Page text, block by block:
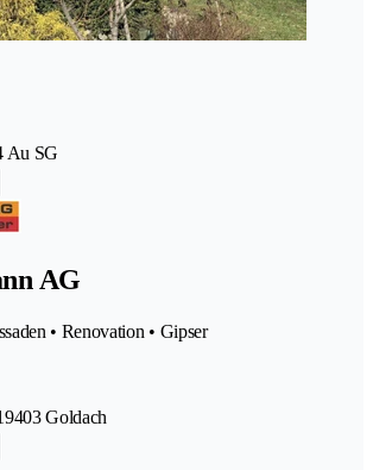
Au SG
AG
• Renovation • Gipser
9403 Goldach